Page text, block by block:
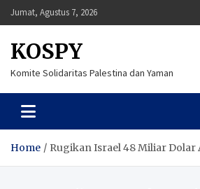
Skip
to
Jumat, Agustus 7, 2026
KOSPY
Komite Solidaritas Palestina dan Yaman
Home Rugikan Israel 48 Miliar Dolar